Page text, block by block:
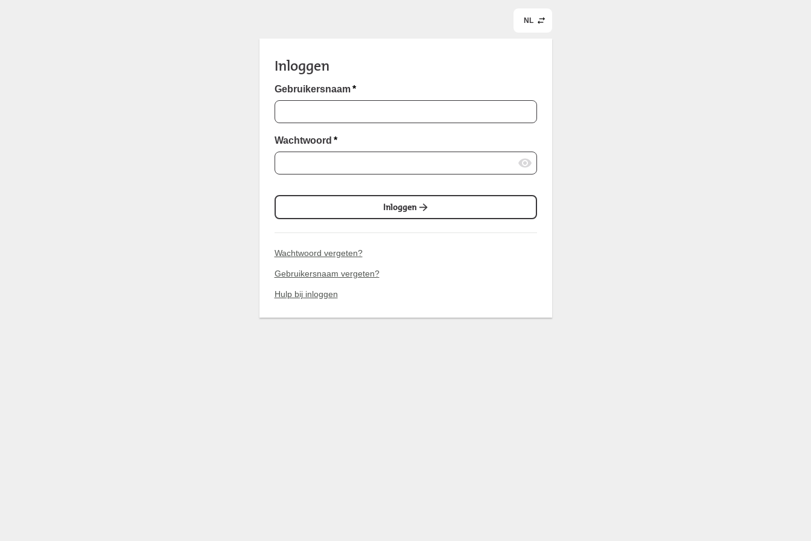
NL
Inloggen
Gebruikersnaam *
Wachtwoord *
Inloggen
Wachtwoord vergeten?
Gebruikersnaam vergeten?
Hulp bij inloggen